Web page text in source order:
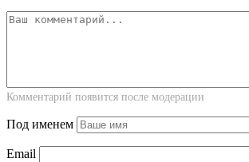
Комментарий появится после модерации
Под именем
Email